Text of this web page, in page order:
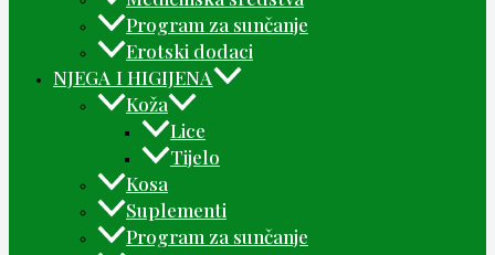
Program za sunčanje
Erotski dodaci
NJEGA I HIGIJENA
Koža
Lice
Tijelo
Kosa
Suplementi
Program za sunčanje